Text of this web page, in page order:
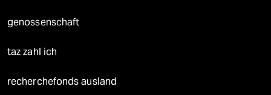
genossenschaft
taz zahl ich
recherchefonds ausland